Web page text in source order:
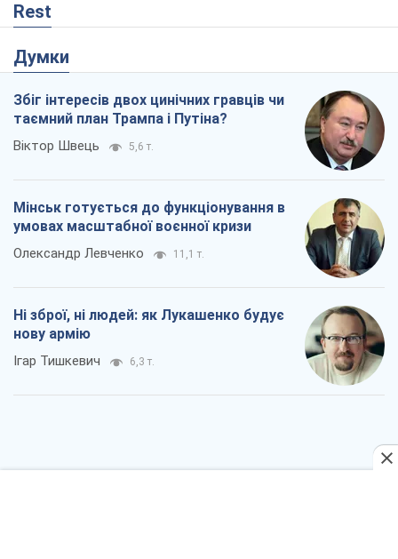
Rest
Думки
Збіг інтересів двох цинічних гравців чи
таємний план Трампа і Путіна?
Віктор Швець 5,6 т.
Мінськ готується до функціонування в
умовах масштабної воєнної кризи
Олександр Левченко 11,1 т.
Ні зброї, ні людей: як Лукашенко будує
нову армію
Ігар Тишкевич 6,3 т.